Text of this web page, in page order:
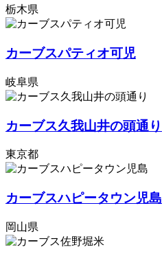
栃木県
カーブスパティオ可児
岐阜県
カーブス久我山井の頭通り
東京都
カーブスハピータウン児島
岡山県